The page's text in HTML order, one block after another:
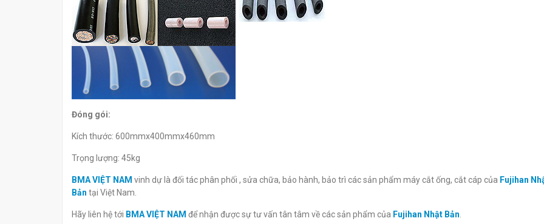
Đóng gói:
Kích thước: 600mmx400mmx460mm
Trọng lượng: 45kg
BMA VIỆT NAM vinh dự là đối tác phân phối , sửa chữa, bảo hành, bảo trì các sản phẩm máy cắt ống, cắt cáp của Fujihan
Bản tại Việt Nam.
Hãy liên hệ tới BMA VIỆT NAM để nhận được sự tư vấn tân tâm về các sản phẩm của Fujihan Nhật Bản